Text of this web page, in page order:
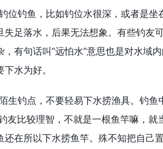
位钓鱼，比如钓位水很深，或者是
失足落水，后果无法想象。有些钓友
，有句话叫“远怕水”意思也是对水域
水为好。
生钓点，不要轻易下水捞渔具。钓
友比较理智，不就是一根鱼竿嘛，
还在所以下水捞鱼竿。殊不知把自己